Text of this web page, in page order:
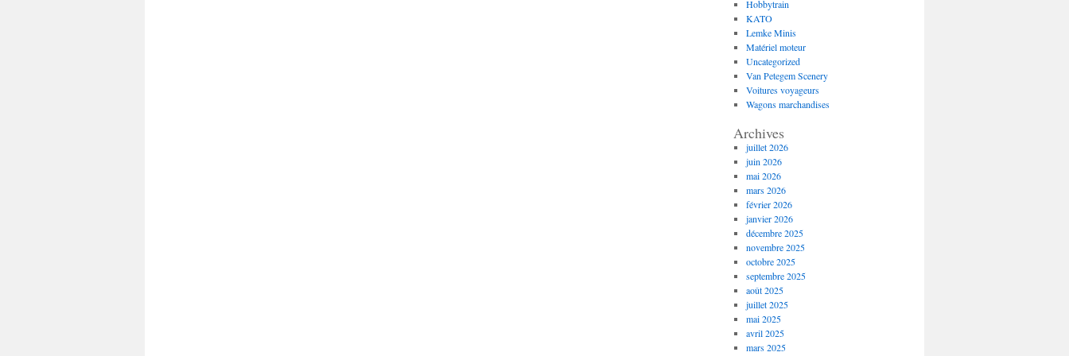
Hobbytrain
KATO
Lemke Minis
Matériel moteur
Uncategorized
Van Petegem Scenery
Voitures voyageurs
Wagons marchandises
Archives
juillet 2026
juin 2026
mai 2026
mars 2026
février 2026
janvier 2026
décembre 2025
novembre 2025
octobre 2025
septembre 2025
août 2025
juillet 2025
mai 2025
avril 2025
mars 2025